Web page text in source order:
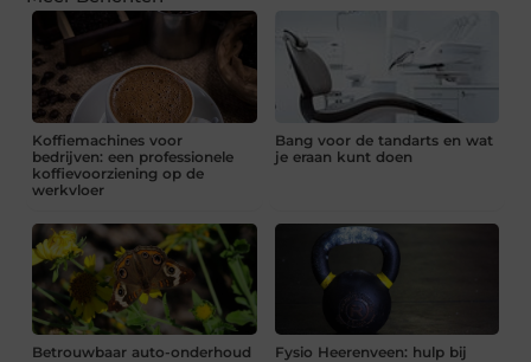
Koffiemachines voor
bedrijven: een professionele
koffievoorziening op de
werkvloer
Bang voor de tandarts en wat
je eraan kunt doen
Betrouwbaar auto-onderhoud
Fysio Heerenveen: hulp bij